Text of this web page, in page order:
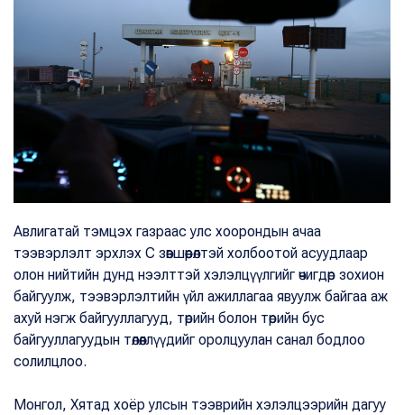
Авлигатай тэмцэх газраас улс хоорондын ачаа
тээвэрлэлт эрхлэх С зөвшөөрөлтэй холбоотой асуудлаар
олон нийтийн дунд нээлттэй хэлэлцүүлгийг өчигдөр зохион
байгуулж, тээвэрлэлтийн үйл ажиллагаа явуулж байгаа аж
ахуй нэгж байгууллагууд, төрийн болон төрийн бус
байгууллагуудын төлөөллүүдийг оролцуулан санал бодлоо
солилцлоо.
Монгол, Хятад хоёр улсын тээврийн хэлэлцээрийн дагуу